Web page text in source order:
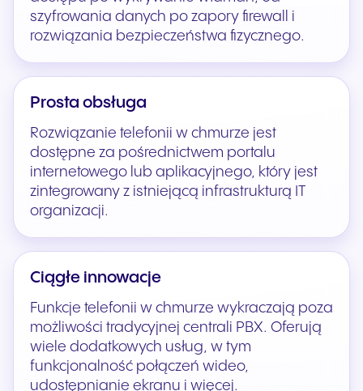
szyfrowania danych po zapory firewall i
rozwiązania bezpieczeństwa fizycznego.
Prosta obsługa
Rozwiązanie telefonii w chmurze jest
dostępne za pośrednictwem portalu
internetowego lub aplikacyjnego, który jest
zintegrowany z istniejącą infrastrukturą IT
organizacji.
Ciągłe innowacje
Funkcje telefonii w chmurze wykraczają poza
możliwości tradycyjnej centrali PBX. Oferują
wiele dodatkowych usług, w tym
funkcjonalność połączeń wideo,
udostępnianie ekranu i więcej.